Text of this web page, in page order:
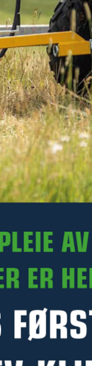
og ergonomisk
Kontakt nærmeste